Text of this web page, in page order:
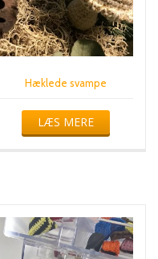
Hæklede svampe
LÆS MERE